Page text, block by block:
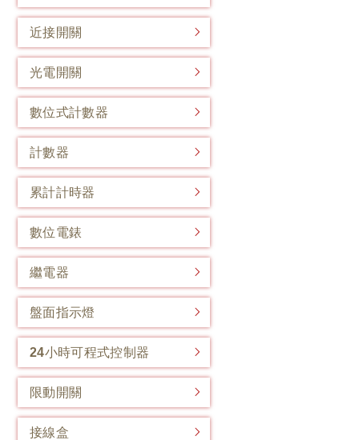
近接開關
光電開關
數位式計數器
計數器
累計計時器
數位電錶
繼電器
盤面指示燈
24小時可程式控制器
限動開關
接線盒